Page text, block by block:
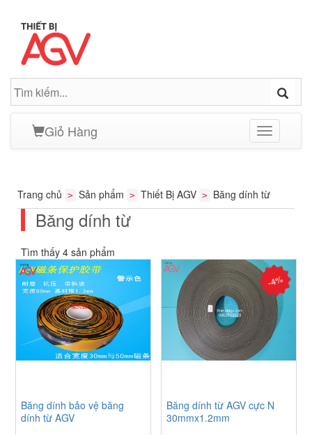
Toggle
navigation
Giỏ Hàng
Trang chủ > Sản phẩm > Thiết Bị AGV > Băng dính từ
Băng dính từ
Tìm thấy 4 sản phẩm
Băng dính bảo vệ băng
dính từ AGV
-4%
Băng dính từ AGV cực N
30mmx1.2mm